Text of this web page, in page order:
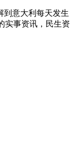
到意大利每天发生
实事资讯，民生资